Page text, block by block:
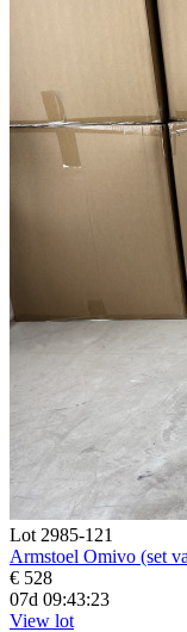
Lot 2985-121
Armstoel Omivo (set
€ 528
07d 09:43:21
View lot